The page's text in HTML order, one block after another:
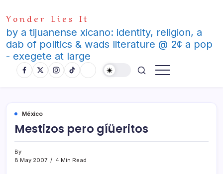
to
content
Yonder Lies It
by a tijuanense xicano: identity, religion, a
dab of politics & wads literature @ 2¢ a pop
- exegete at large
México
Mestizos pero gíüeritos
By
8 May 2007
4 Min Read